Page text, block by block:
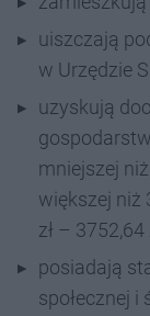
uiszczają
w Urzędzie
uzyskują
mniejszej
większej niż
zł – 3752,64
posiadają
społecznej i